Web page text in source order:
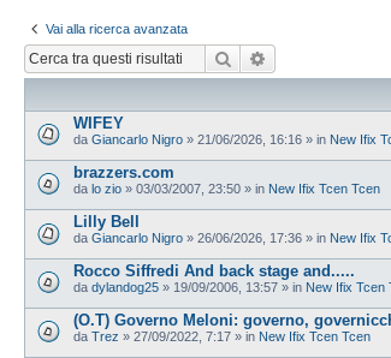
Vai alla ricerca avanzata
Cerca
WIFEY
da Giancarlo Nigro » 21/06/2026, 16:16 » in New Ifix
brazzers.com
da lo zio » 03/03/2007, 23:50 » in New Ifix Tcen Tcen
Lilly Bell
da Giancarlo Nigro » 26/06/2026, 17:36 » in New Ifix
Rocco Siffredi And back stage and.....
da dylandog25 » 19/09/2006, 13:57 » in New Ifix Tcen
(O.T) Governo Meloni: governo,
da Trez » 27/09/2022, 7:17 » in New Ifix Tcen Tcen